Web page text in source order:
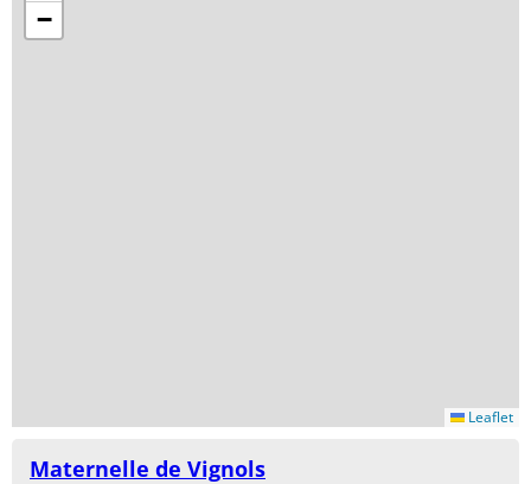
−
Leaflet
Maternelle de Vignols